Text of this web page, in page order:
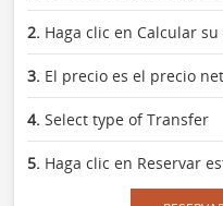
2. Haga clic en Calcular
3. El precio es el precio
4. Select type of Transfer
5. Haga clic en Reservar